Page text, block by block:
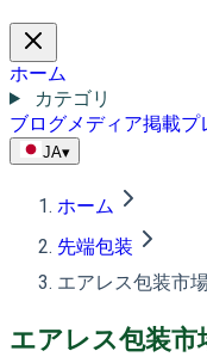
ホーム
カテゴリ
ブログメディア掲載プ
JA▾
ホーム
先端包装
エアレス包装市
エアレス包装市